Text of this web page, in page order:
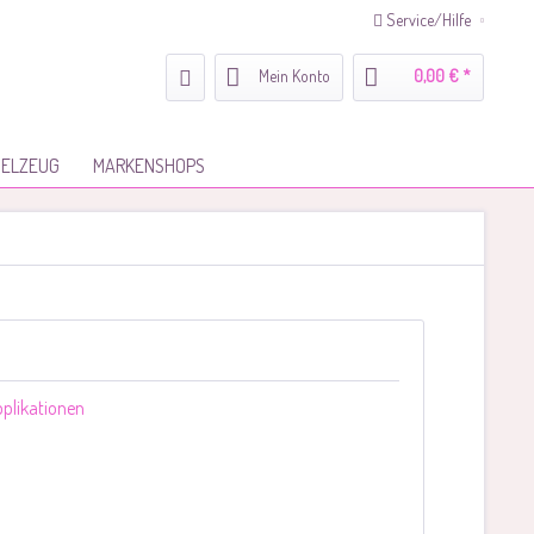
Service/Hilfe
Mein Konto 0,00 € *
MARKENSHOPS